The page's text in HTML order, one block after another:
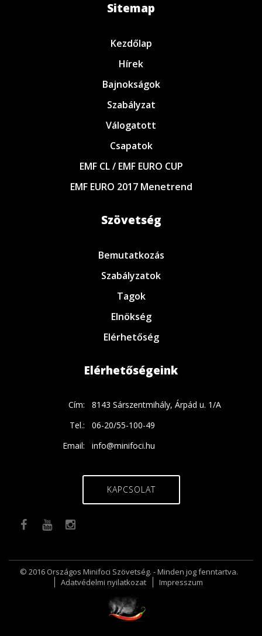
Sitemap
Kezdőlap
Hírek
Bajnokságok
Szabályzat
Válogatott
Csapatok
EMF CL / EMF EURO CUP
EMF EURO 2017 Menetrend
Szövetség
Bemutatkozás
Szabályzatok
Tagok
Elnökség
Elérhetőség
Elérhetőségeink
Cím:
8143 Sárszentmihály, Árpád u. 1/A
Tel.:
06-20/55-100-49
Email:
info@minifoci.hu
KAPCSOLAT
© 2016 Országos Minifoci Szövetség. - Minden jog fenntartva.
Adatvédelmi nyilatkozat
Impresszum